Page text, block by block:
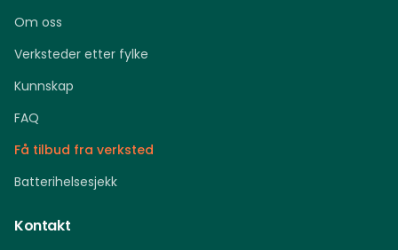
Om oss
Verksteder etter fylke
Kunnskap
FAQ
Få tilbud fra verksted
Batterihelsesjekk
Kontakt